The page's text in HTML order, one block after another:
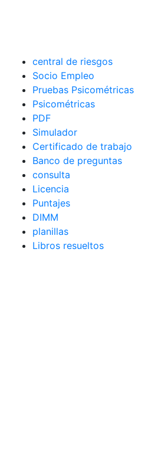
central de riesgos
Socio Empleo
Pruebas Psicométricas
Psicométricas
PDF
Simulador
Certificado de trabajo
Banco de preguntas
consulta
Licencia
Puntajes
DIMM
planillas
Libros resueltos